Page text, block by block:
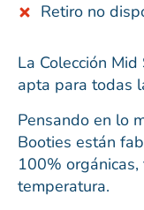
Retiro no
La Colección
apta para todas
Pensando en lo
Booties están
100%
temperatura.